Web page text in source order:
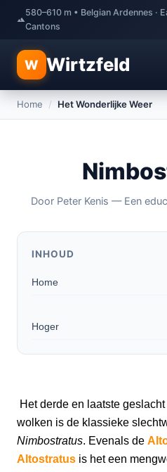
580–610 m • Belgian Ardennes ·
Cantons
W Wirtzfeld
Home / Het Wonderlijke Weer
Door Peter Kenis — Een
INHOUD
Home
Hoger
Het derde en laatste
wolken is de klassieke
Nimbostratus. Evenals de
Altostratus is het een